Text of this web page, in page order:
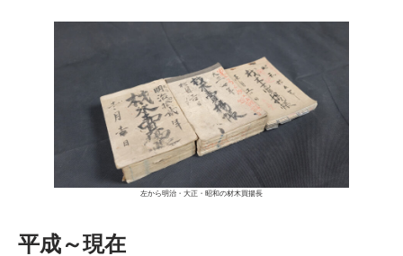
左から明治・大正・昭和の材木買揚長
平成～現在